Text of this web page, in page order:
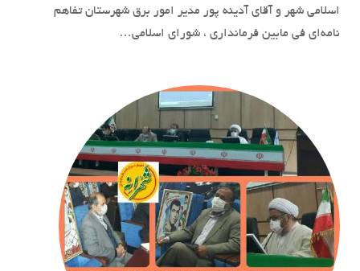
اسلامی شهر و آقای آدینه پور مدیر امور برق شهرستان تفاهم
نامه‌ای فی مابین فرمانداری ، شورای اسلامی…